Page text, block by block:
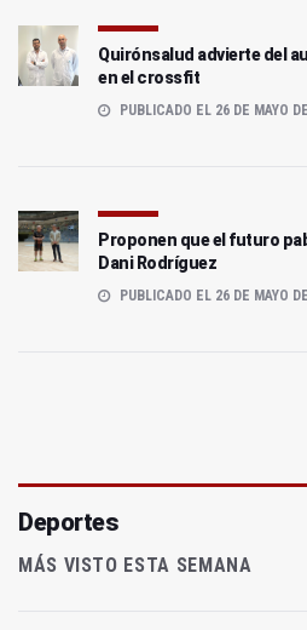
Quirónsalud advierte del
en el crossfit
PUBLICADO EL 26 DE MAYO
Proponen que el futuro
Dani Rodríguez
PUBLICADO EL 26 DE MAYO
Deportes
MÁS VISTO ESTA SEMANA